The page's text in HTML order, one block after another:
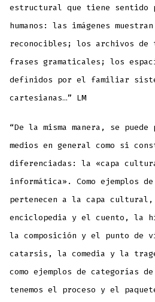
estructural que tiene sentido
humanos: las imágenes
reconocibles; los archivos de
frases gramaticales; los
definidos por el familiar
cartesianas…” LM
“De la misma manera, se
medios en general como si
diferenciadas: la «capa
informática». Como ejemplos
pertenecen a la capa cultural,
enciclopedia y el cuento, la
la composición y el punto de
catarsis, la comedia y la
como ejemplos de categorías
tenemos el proceso y el